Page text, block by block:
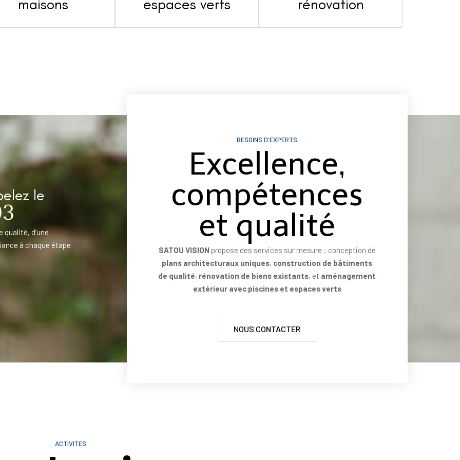
maisons espaces verts rénovation
le
qualité, d’une
à chaque étape
BESOINS D'EXPERTS
Excellence,
compétences
et qualité
SATOU VISION propose des services sur mesure : conception de
plans architecturaux uniques, construction de bâtiments
de qualité, rénovation de biens existants, et aménagement
extérieur avec piscines et espaces verts
NOUS CONTACTER
ACTIVITES